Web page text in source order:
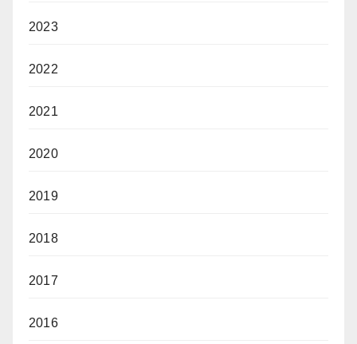
2023
2022
2021
2020
2019
2018
2017
2016